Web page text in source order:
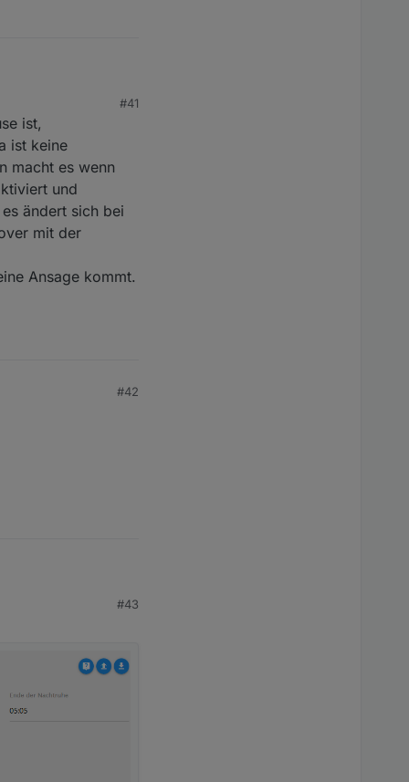
#41
ist,
ist keine
macht es wenn
und
ändert sich bei
mit der
Ansage kommt.
#42
#43